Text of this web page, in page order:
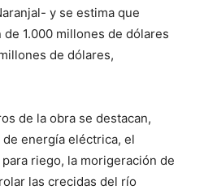
y se estima que
1.000 millones de dólares
de dólares,
de la obra se destacan,
energía eléctrica, el
riego, la morigeración de
las crecidas del río